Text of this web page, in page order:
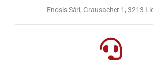
Enosis Sàrl, Grausacher 1, 3213